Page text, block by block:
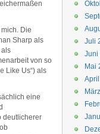
Die
Sharp als
als
von so
Like Us“) als
eine
deutlicherer
Juli
Juni
Mai